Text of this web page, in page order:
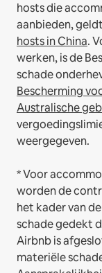
hosts die
aanbieden,
hosts in China.
werken, is de
schade
Bescherming
Australische
weergegeven.
* Voor
worden de
het kader van
schade gedekt
Airbnb is
materiële